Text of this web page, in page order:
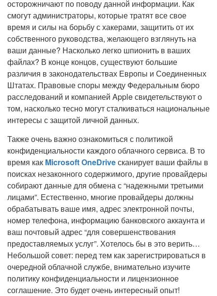
осторожничают по поводу данной информации. Как
смогут администраторы, которые тратят все свое
время и силы на борьбу с хакерами, защитить от их
собственного руководства, желающего взглянуть на
ваши данные? Насколько легко шпионить в ваших
файлах? В конце концов, существуют большие
различия в законодательствах Европы и Соединенных
Штатах. Правовые споры между Федеральным бюро
расследований и компанией Apple свидетельствуют о
том, насколько тесно могут сталкиваться национальные
интересы с защитой личной данных.
Также очень важно ознакомиться с политикой
конфиденциальности каждого облачного сервиса. В то
время как Microsoft OneDriveсканирует ваши файлы в
поисках незаконного содержимого, другие провайдеры
собирают данные для обмена с “надежными третьими
лицами”. Естественно, многие провайдеры должны
обрабатывать ваше имя, адрес электронной почты,
номер телефона, информацию банковского аккаунта и
ваш почтовый адрес “для совершенствования
предоставляемых услуг”. Хотелось бы в это верить…
Небольшой совет: перед тем как зарегистрироваться в
очередной облачной службе, внимательно изучите
политику конфиденциальности и лицензионное
соглашение. Это будет очень интересный опыт!